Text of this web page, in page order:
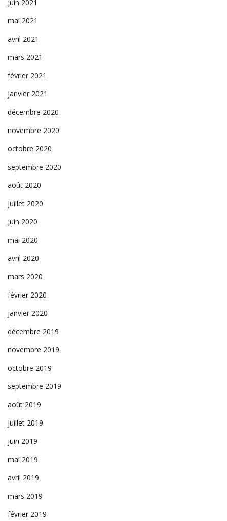
juin 2021
mai 2021
avril 2021
mars 2021
février 2021
janvier 2021
décembre 2020
novembre 2020
octobre 2020
septembre 2020
août 2020
juillet 2020
juin 2020
mai 2020
avril 2020
mars 2020
février 2020
janvier 2020
décembre 2019
novembre 2019
octobre 2019
septembre 2019
août 2019
juillet 2019
juin 2019
mai 2019
avril 2019
mars 2019
février 2019